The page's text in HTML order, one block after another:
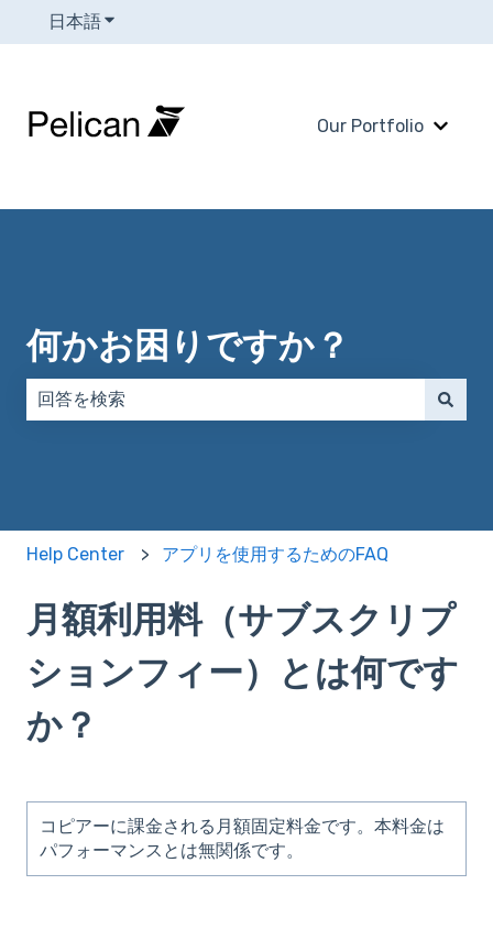
日本語翻訳のサブメニューを表示
Our Portfolio
Our
何かお困りですか？
Help Center アプリを使用するためのFAQ
月額利用料（サブスクリプ
ションフィー）とは何です
か？
コピアーに課金される月額固定料金です。本料金は
パフォーマンスとは無関係です。